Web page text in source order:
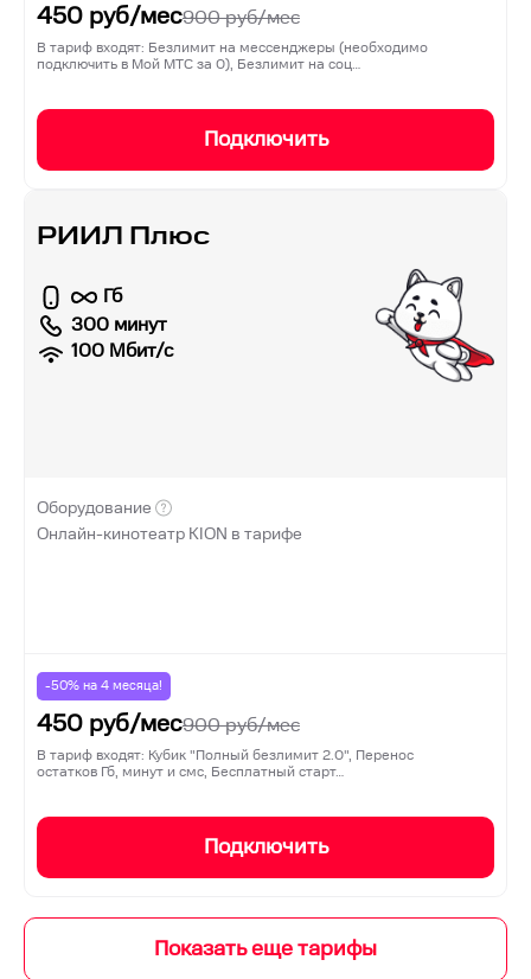
450 руб/мес900руб/мес
В тариф входят: Безлимит на мессенджеры (необходимо
подключить в Мой МТС за 0), Безлимит на соц…
Подключить
РИИЛ Плюс
Гб
300 минут
100 Мбит/с
Оборудование
Онлайн-кинотеатр KION в тарифе
-50% на 4 месяца!
450 руб/мес900руб/мес
В тариф входят: Кубик "Полный безлимит 2.0", Перенос
остатков Гб, минут и смс, Бесплатный старт…
Подключить